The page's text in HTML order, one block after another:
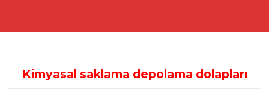
Kimyasal saklama depolama dolapları